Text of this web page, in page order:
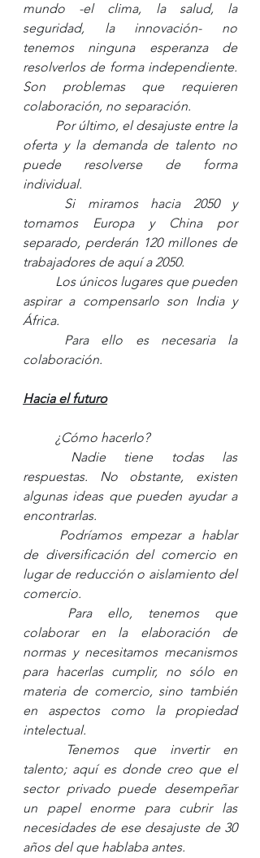
mundo -el clima, la salud, la
seguridad, la innovación- no
tenemos ninguna esperanza de
resolverlos de forma independiente.
Son problemas que requieren
colaboración, no separación.
Por último, el desajuste entre la
oferta y la demanda de talento no
puede resolverse de forma
individual.
Si miramos hacia 2050 y
tomamos Europa y China por
separado, perderán 120 millones de
trabajadores de aquí a 2050.
Los únicos lugares que pueden
aspirar a compensarlo son India y
África.
Para ello es necesaria la
colaboración.
Hacia el futuro
¿Cómo hacerlo?
Nadie tiene todas las
respuestas. No obstante, existen
algunas ideas que pueden ayudar a
encontrarlas.
Podríamos empezar a hablar
de diversificación del comercio en
lugar de reducción o aislamiento del
comercio.
Para ello, tenemos que
colaborar en la elaboración de
normas y necesitamos mecanismos
para hacerlas cumplir, no sólo en
materia de comercio, sino también
en aspectos como la propiedad
intelectual.
Tenemos que invertir en
talento; aquí es donde creo que el
sector privado puede desempeñar
un papel enorme para cubrir las
necesidades de ese desajuste de 30
años del que hablaba antes.